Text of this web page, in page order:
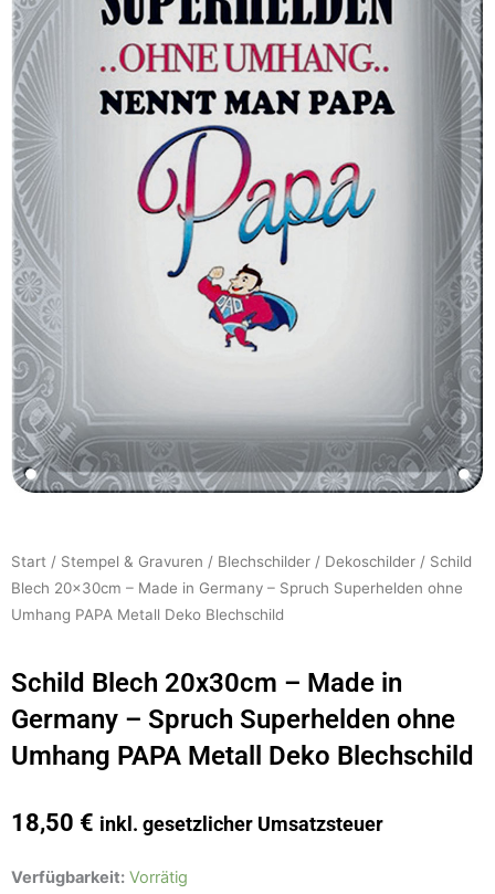
Start / Stempel & Gravuren / Blechschilder / Dekoschilder / Schild
Blech 20x30cm – Made in Germany – Spruch Superhelden ohne
Umhang PAPA Metall Deko Blechschild
Schild Blech 20x30cm – Made in
Germany – Spruch Superhelden ohne
Umhang PAPA Metall Deko Blechschild
18,50 € inkl. gesetzlicher Umsatzsteuer
Verfügbarkeit: Vorrätig
Schild